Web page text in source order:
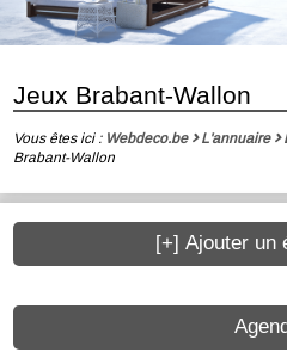
Jeux Brabant-Wallon
Vous êtes ici : Webdeco.be L'annuaire
Brabant-Wallon
[+] Ajouter un